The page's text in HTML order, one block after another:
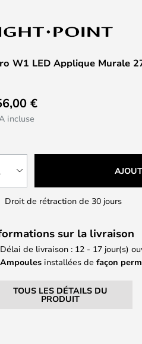
W1 LED Applique Murale
€
incluse
Droit de rétraction de 30 jours
sur la livraison
Délai de livraison : 12 - 17 jour(s)
Ampoules installées defaçon
TOUS LES DÉTAILS DU
PRODUIT